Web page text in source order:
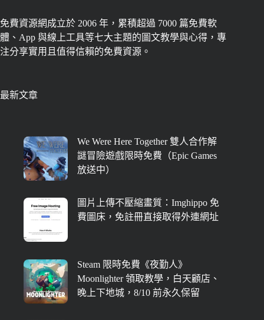
免費資源網成立於 2006 年，累積超過 7000 篇免費軟
體、App 與線上工具等七大主題的圖文教學與心得，專
注分享實用且值得信賴的免費資源。
最新文章
We Were Here Together 雙人合作解
謎冒險遊戲限時免費（Epic Games
放送中）
圖片上傳不壓縮畫質：Imghippo 免
費圖床，免註冊直接取得外連網址
Steam 限時免費《夜勤人》
Moonlighter 領取教學，白天顧店、
晚上下地城，8/10 前永久保留